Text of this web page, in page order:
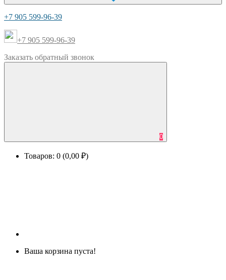
+7 905 599-96-39
+7 905 599-96-39
Заказать обратный звонок
0
Товаров: 0 (0,00 ₽)
Ваша корзина пуста!